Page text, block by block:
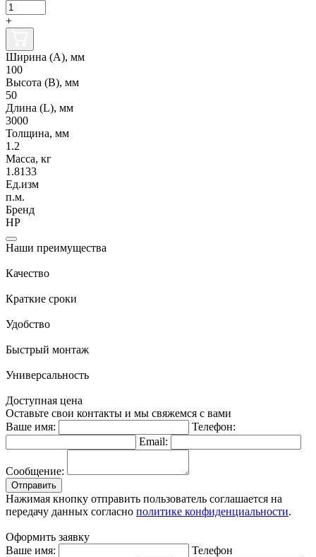
+
Ширина (А), мм
100
Высота (В), мм
50
Длина (L), мм
3000
Толщина, мм
1.2
Масса, кг
1.8133
Ед.изм
п.м.
Бренд
НР
Наши преимущества
Качество
Краткие сроки
Удобство
Быстрый монтаж
Универсальность
Доступная цена
Оставьте свои контакты и мы свяжемся с вами
Ваше имя:
Телефон:
Email:
Сообщение:
Отправить
Нажимая кнопку отправить пользователь соглашается на
передачу данных согласно политике конфиденциальности.
Оформить заявку
Ваше имя:
Телефон